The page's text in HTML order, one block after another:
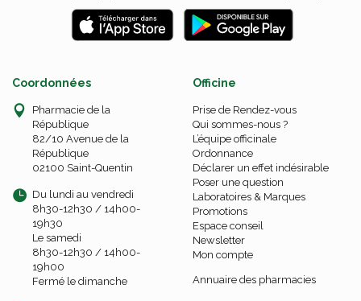
Coordonnées
Pharmacie de la
République
82/10 Avenue de la
République
02100 Saint-Quentin
Du lundi au vendredi
8h30-12h30 / 14h00-
19h30
Le samedi
8h30-12h30 / 14h00-
19h00
Fermé le dimanche
Officine
Prise de Rendez-vous
Qui sommes-nous ?
L’équipe officinale
Ordonnance
Déclarer un effet indésirable
Poser une question
Laboratoires & Marques
Promotions
Espace conseil
Newsletter
Mon compte
Annuaire des pharmacies